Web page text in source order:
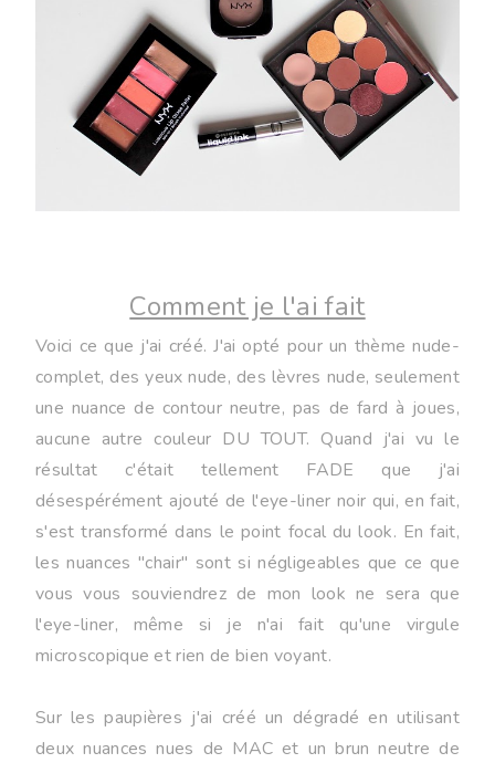
Comment je l'ai fait
Voici ce que j'ai créé. J'ai opté pour un thème nude-
complet, des yeux nude, des lèvres nude, seulement
une nuance de contour neutre, pas de fard à joues,
aucune autre couleur DU TOUT. Quand j'ai vu le
résultat c'était tellement FADE que j'ai
désespérément ajouté de l'eye-liner noir qui, en fait,
s'est transformé dans le point focal du look. En fait,
les nuances "chair" sont si négligeables que ce que
vous vous souviendrez de mon look ne sera que
l'eye-liner, même si je n'ai fait qu'une virgule
microscopique et rien de bien voyant.
Sur les paupières j'ai créé un dégradé en utilisant
deux nuances nues de MAC et un brun neutre de